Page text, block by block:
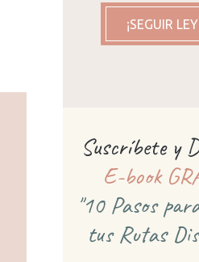
¡SEGUIR
Suscríbete y
E-book
"10 Pasos
tus Rutas